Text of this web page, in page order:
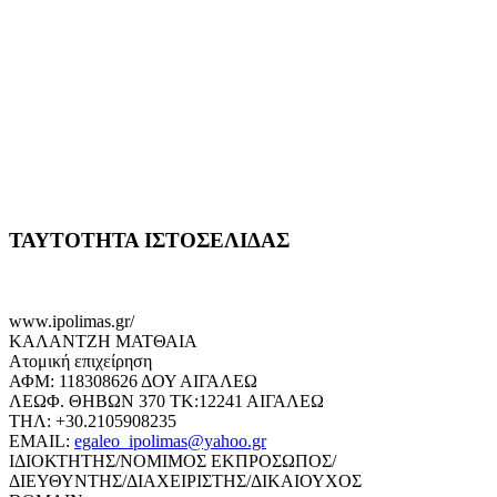
ΤΑΥΤΟΤΗΤΑ ΙΣΤΟΣΕΛΙΔΑΣ
www.ipolimas.gr/
ΚΑΛΑΝΤΖΗ ΜΑΤΘΑΙΑ
Ατομική επιχείρηση
ΑΦΜ: 118308626 ΔΟΥ ΑΙΓΑΛΕΩ
ΛΕΩΦ. ΘΗΒΩΝ 370 ΤΚ:12241 ΑΙΓΑΛΕΩ
ΤΗΛ: +30.2105908235
EMAIL: egaleo_ipolimas@yahoo.gr
ΙΔΙΟΚΤΗΤΗΣ/ΝΟΜΙΜΟΣ ΕΚΠΡΟΣΩΠΟΣ/
ΔΙΕΥΘΥΝΤΗΣ/ΔΙΑΧΕΙΡΙΣΤΗΣ/ΔΙΚΑΙΟΥΧΟΣ